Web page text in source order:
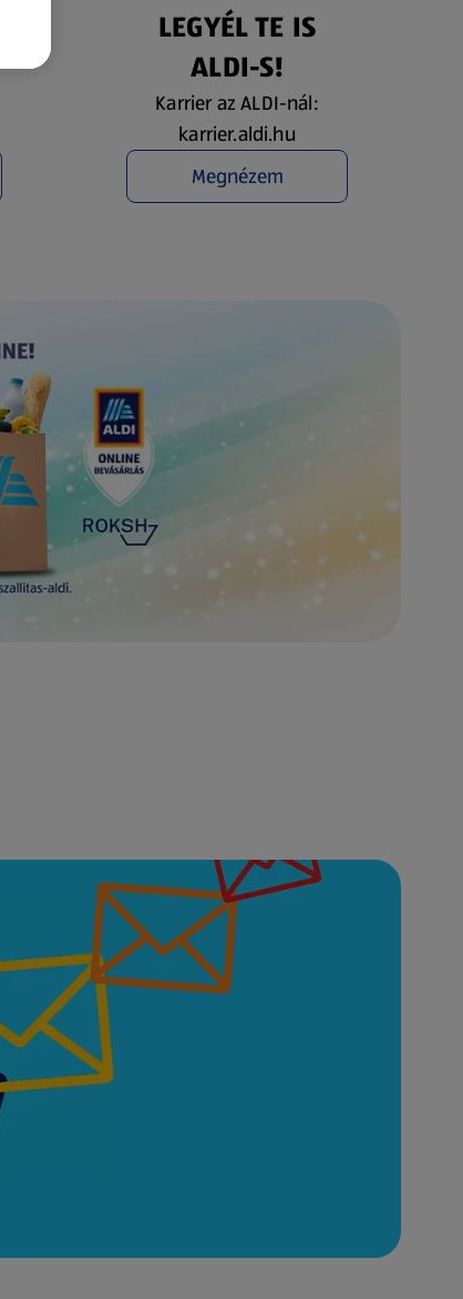
LEGYÉL TE IS
ALDI-S!
Karrier az ALDI-nál:
karrier.aldi.hu
Megnézem